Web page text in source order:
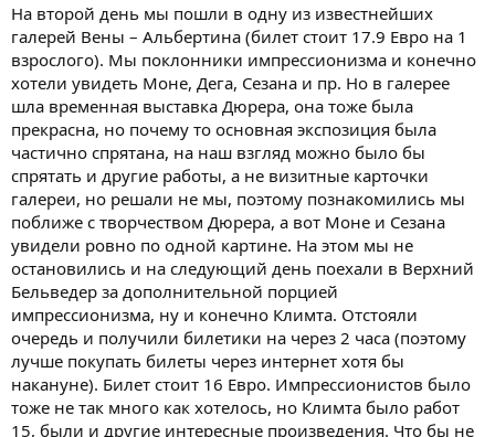
На второй день мы пошли в одну из известнейших
галерей Вены – Альбертина (билет стоит 17.9 Евро на 1
взрослого). Мы поклонники импрессионизма и конечно
хотели увидеть Моне, Дега, Сезана и пр. Но в галерее
шла временная выставка Дюрера, она тоже была
прекрасна, но почему то основная экспозиция была
частично спрятана, на наш взгляд можно было бы
спрятать и другие работы, а не визитные карточки
галереи, но решали не мы, поэтому познакомились мы
поближе с творчеством Дюрера, а вот Моне и Сезана
увидели ровно по одной картине. На этом мы не
остановились и на следующий день поехали в Верхний
Бельведер за дополнительной порцией
импрессионизма, ну и конечно Климта. Отстояли
очередь и получили билетики на через 2 часа (поэтому
лучше покупать билеты через интернет хотя бы
накануне). Билет стоит 16 Евро. Импрессионистов было
тоже не так много как хотелось, но Климта было работ
15, были и другие интересные произведения. Что бы не